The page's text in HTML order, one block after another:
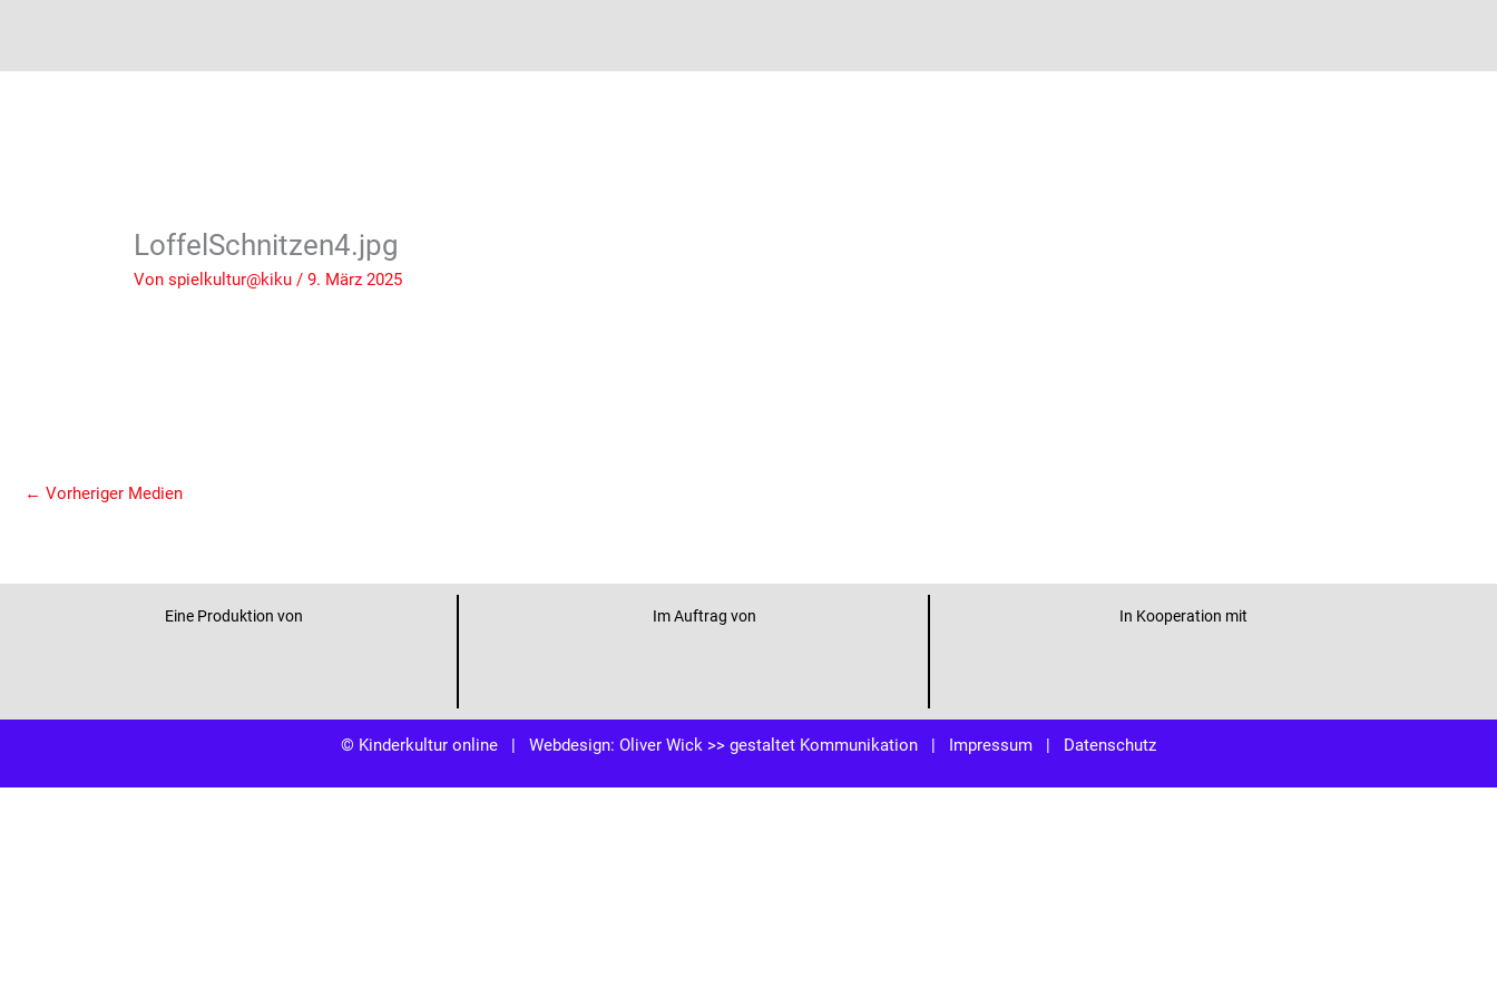
LoffelSchnitzen4.jpg
Vonspielkultur@kiku/9. März 2025
← Vorheriger Medien
Eine Produktion von Im Auftrag von In Kooperation mit
© Kinderkultur online | Webdesign: Oliver Wick >> gestaltet Kommunikation | Impressum | Datenschutz